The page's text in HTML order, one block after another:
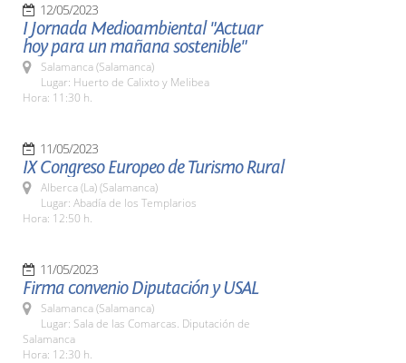
12/05/2023
I Jornada Medioambiental "Actuar
hoy para un mañana sostenible"
Salamanca (Salamanca)
Lugar: Huerto de Calixto y Melibea
Hora: 11:30 h.
11/05/2023
IX Congreso Europeo de Turismo Rural
Alberca (La) (Salamanca)
Lugar: Abadía de los Templarios
Hora: 12:50 h.
11/05/2023
Firma convenio Diputación y USAL
Salamanca (Salamanca)
Lugar: Sala de las Comarcas. Diputación de
Salamanca
Hora: 12:30 h.